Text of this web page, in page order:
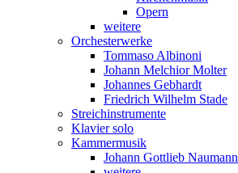
Opern
weitere
Orchesterwerke
Tommaso Albinoni
Johann Melchior Molter
Johannes Gebhardt
Friedrich Wilhelm Stade
Streichinstrumente
Klavier solo
Kammermusik
Johann Gottlieb Naumann